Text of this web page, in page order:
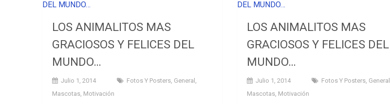
LOS ANIMALITOS MAS
GRACIOSOS Y FELICES DEL
MUNDO…
Julio 1, 2014 Fotos Y Posters General
Mascotas Motivación
LOS ANIMALITOS MAS
GRACIOSOS Y FELICES DEL
MUNDO…
Julio 1, 2014 Fotos Y Posters General
Mascotas Motivación